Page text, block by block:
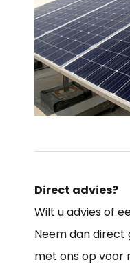
Direct advies?
Wilt u advies of
Neem dan
met ons op voor